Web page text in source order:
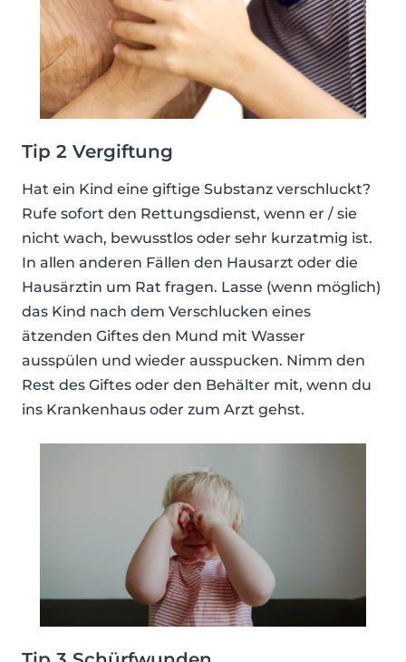
Tip 2 Vergiftung
Hat ein Kind eine giftige Substanz verschluckt?
Rufe sofort den Rettungsdienst, wenn er / sie
nicht wach, bewusstlos oder sehr kurzatmig ist.
In allen anderen Fällen den Hausarzt oder die
Hausärztin um Rat fragen. Lasse (wenn möglich)
das Kind nach dem Verschlucken eines
ätzenden Giftes den Mund mit Wasser
ausspülen und wieder ausspucken. Nimm den
Rest des Giftes oder den Behälter mit, wenn du
ins Krankenhaus oder zum Arzt gehst.